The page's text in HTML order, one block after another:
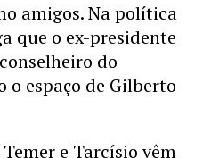
amigos. Na política
que o ex-presidente
do
o espaço de Gilberto
e Tarcísio vêm